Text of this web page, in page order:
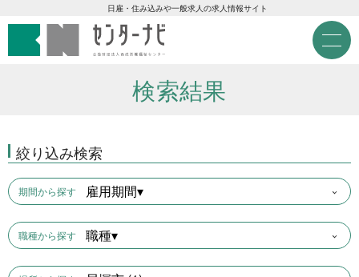
M
e
n
センターナビ 公益財団法
日雇・住み込みや一般求人の求人情報サイト
急募現金求人
急募契約求人
高齢者活躍求人
LINE応募可求人
はじめての方へ
事業主の皆様へ
検索結果
絞り込み検索
期間から探す 雇用期間▾
職種から探す 職種▾